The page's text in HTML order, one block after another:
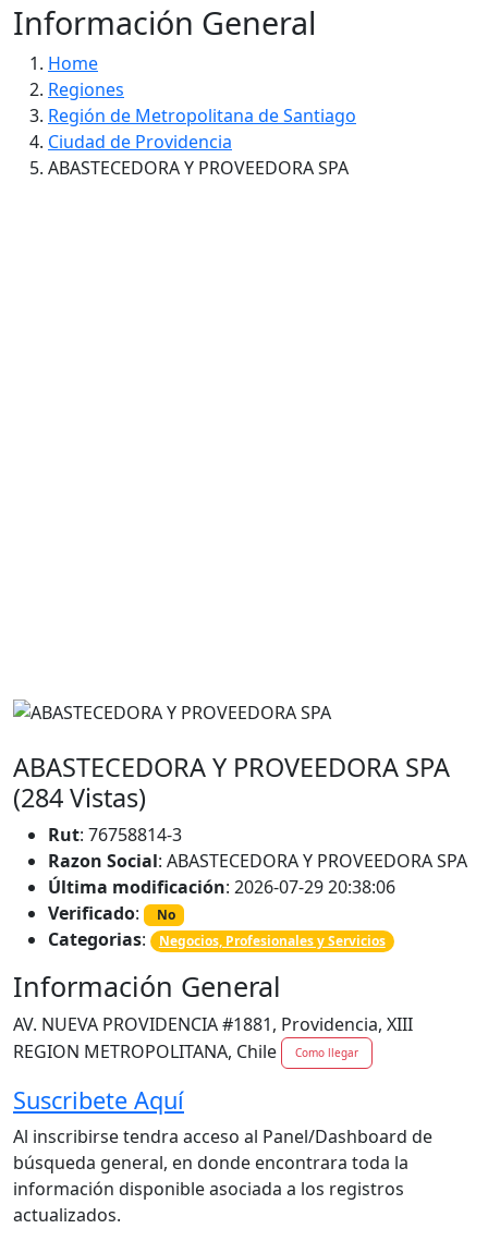
Información General
Home
Regiones
Región de Metropolitana de Santiago
Ciudad de Providencia
ABASTECEDORA Y PROVEEDORA SPA
ABASTECEDORA Y PROVEEDORA SPA
(284 Vistas)
Rut: 76758814-3
Razon Social: ABASTECEDORA Y PROVEEDORA SPA
Última modificación: 2026-07-29 20:38:06
Verificado: No
Categorias: Negocios, Profesionales y Servicios
Información General
AV. NUEVA PROVIDENCIA #1881, Providencia, XIII
REGION METROPOLITANA, Chile
Como llegar
Suscribete Aquí
Al inscribirse tendra acceso al Panel/Dashboard de
búsqueda general, en donde encontrara toda la
información disponible asociada a los registros
actualizados.